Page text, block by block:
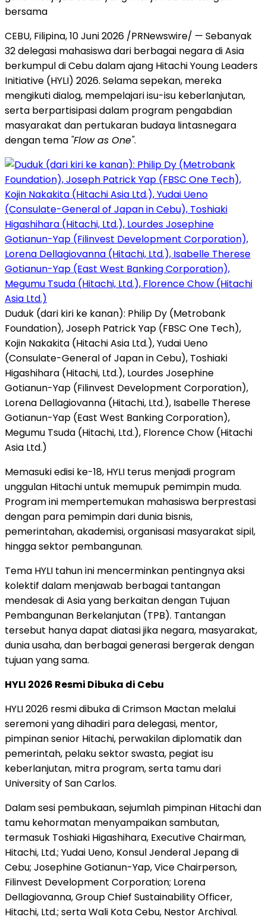
bersama
CEBU, Filipina, 10 Juni 2026 /PRNewswire/ — Sebanyak
32 delegasi mahasiswa dari berbagai negara di Asia
berkumpul di Cebu dalam ajang Hitachi Young Leaders
Initiative (HYLI) 2026. Selama sepekan, mereka
mengikuti dialog, mempelajari isu-isu keberlanjutan,
serta berpartisipasi dalam program pengabdian
masyarakat dan pertukaran budaya lintasnegara
dengan tema "Flow as One".
Duduk (dari kiri ke kanan): Philip Dy (Metrobank
Foundation), Joseph Patrick Yap (FBSC One Tech),
Kojin Nakakita (Hitachi Asia Ltd.), Yudai Ueno
(Consulate-General of Japan in Cebu), Toshiaki
Higashihara (Hitachi, Ltd.), Lourdes Josephine
Gotianun-Yap (Filinvest Development Corporation),
Lorena Dellagiovanna (Hitachi, Ltd.), Isabelle Therese
Gotianun-Yap (East West Banking Corporation),
Megumu Tsuda (Hitachi, Ltd.), Florence Chow (Hitachi
Asia Ltd.)
Memasuki edisi ke-18, HYLI terus menjadi program
unggulan Hitachi untuk memupuk pemimpin muda.
Program ini mempertemukan mahasiswa berprestasi
dengan para pemimpin dari dunia bisnis,
pemerintahan, akademisi, organisasi masyarakat sipil,
hingga sektor pembangunan.
Tema HYLI tahun ini mencerminkan pentingnya aksi
kolektif dalam menjawab berbagai tantangan
mendesak di Asia yang berkaitan dengan Tujuan
Pembangunan Berkelanjutan (TPB). Tantangan
tersebut hanya dapat diatasi jika negara, masyarakat,
dunia usaha, dan berbagai generasi bergerak dengan
tujuan yang sama.
HYLI 2026 Resmi Dibuka di Cebu
HYLI 2026 resmi dibuka di Crimson Mactan melalui
seremoni yang dihadiri para delegasi, mentor,
pimpinan senior Hitachi, perwakilan diplomatik dan
pemerintah, pelaku sektor swasta, pegiat isu
keberlanjutan, mitra program, serta tamu dari
University of San Carlos.
Dalam sesi pembukaan, sejumlah pimpinan Hitachi dan
tamu kehormatan menyampaikan sambutan,
termasuk Toshiaki Higashihara, Executive Chairman,
Hitachi, Ltd.; Yudai Ueno, Konsul Jenderal Jepang di
Cebu; Josephine Gotianun-Yap, Vice Chairperson,
Filinvest Development Corporation; Lorena
Dellagiovanna, Group Chief Sustainability Officer,
Hitachi, Ltd.; serta Wali Kota Cebu, Nestor Archival.